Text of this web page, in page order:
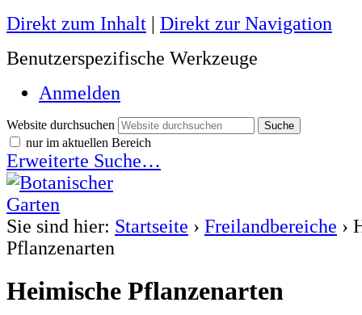
Direkt zum Inhalt | Direkt zur Navigation
Benutzerspezifische Werkzeuge
Anmelden
Website durchsuchen
nur im aktuellen Bereich
Erweiterte Suche…
Sie sind hier: Startseite › Freilandbereiche ›
Pflanzenarten
Heimische Pflanzenarten